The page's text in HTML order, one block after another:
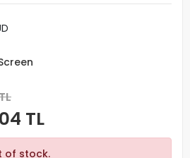
TL
of stock.